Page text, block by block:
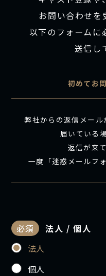
お問い合わせを
以下のフォームに
送信し
初めてお
弊社からの返信メー
届いている
返信が来
一度「迷惑メールフ
必須
法人 / 個人
法人
個人